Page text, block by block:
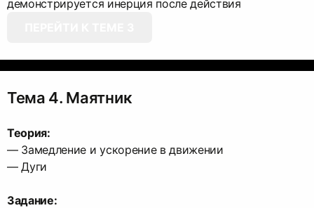
Тема 4. Маятник
Теория:
— Замедление и ускорение в движении
— Дуги
Задание: